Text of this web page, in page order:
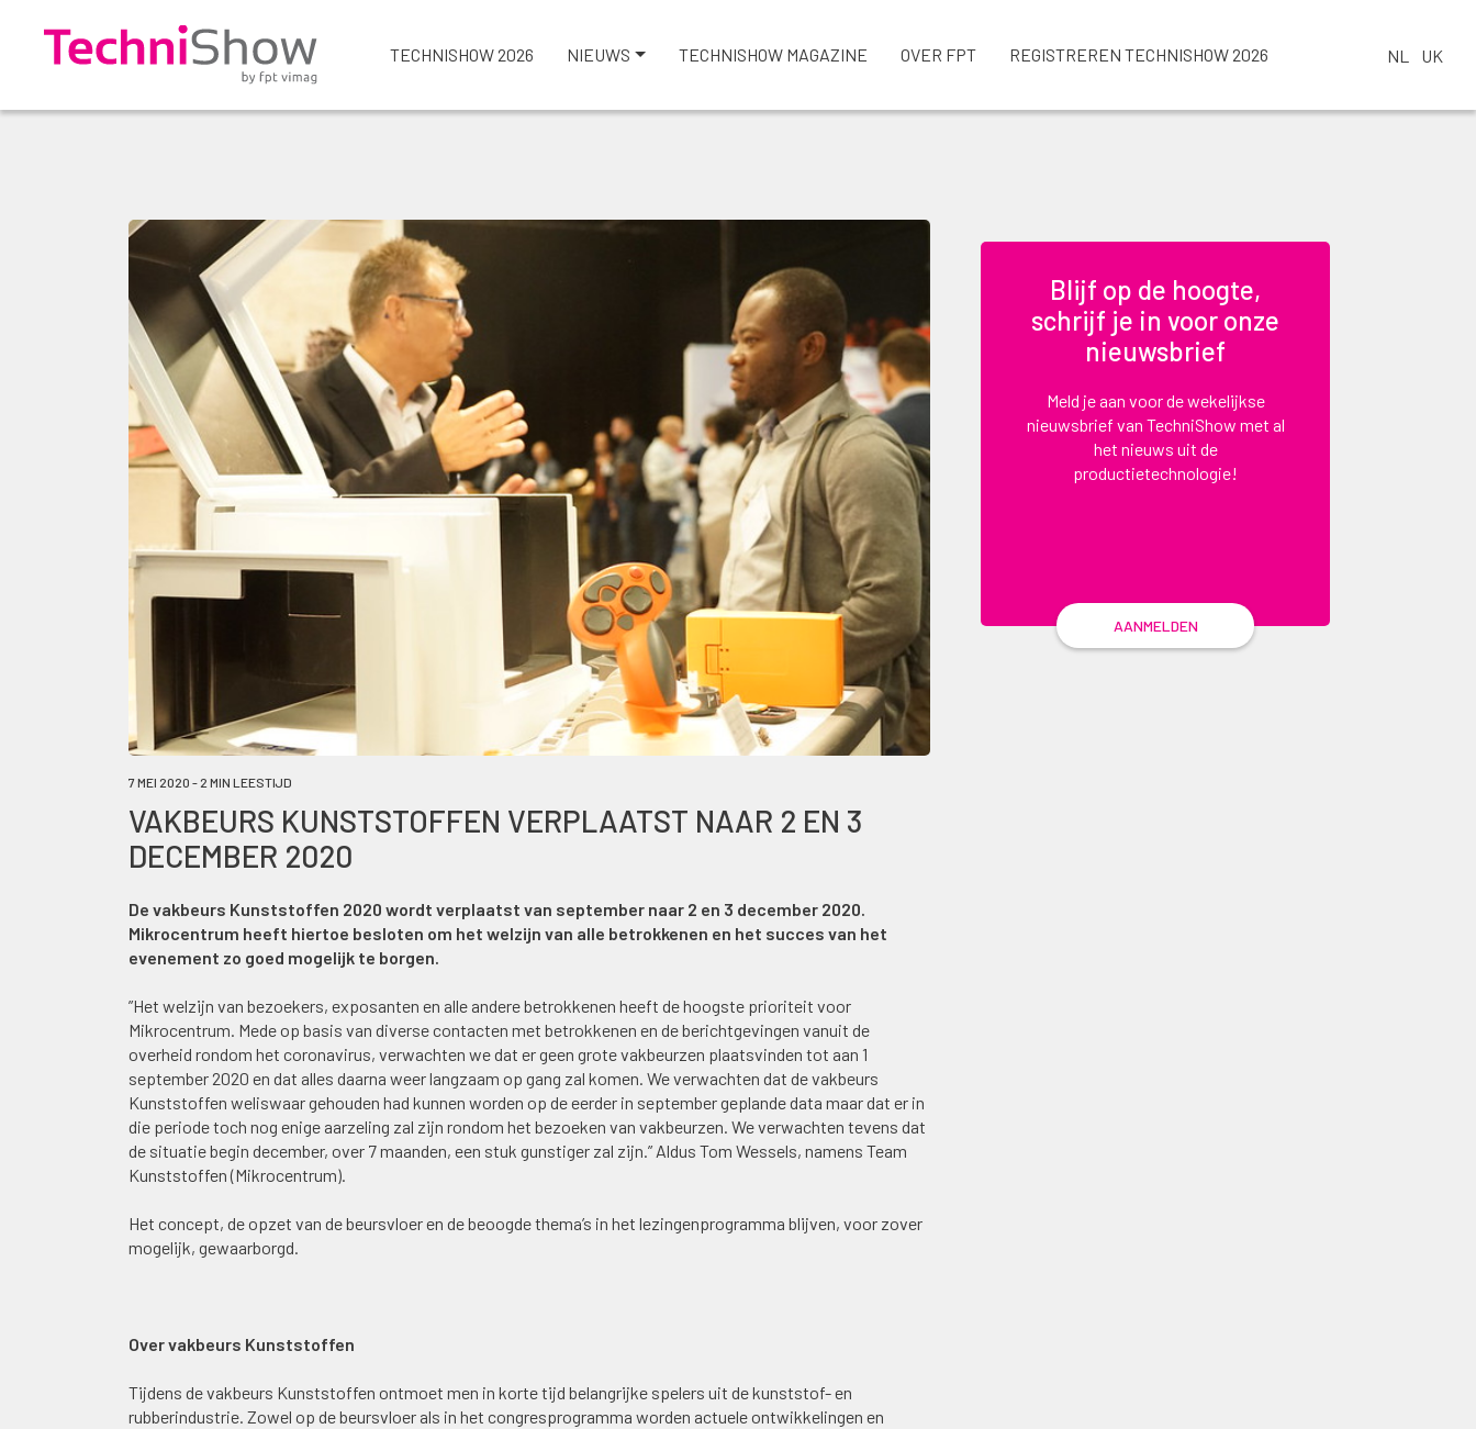
TECHNISHOW 2026 NIEUWS TECHNISHOW MAGAZINE OVER FPT REGISTREREN TECHNISHOW 2026 NL UK
7 MEI 2020 - 2 MIN LEESTIJD
VAKBEURS KUNSTSTOFFEN VERPLAATST NAAR 2 EN 3
DECEMBER 2020
De vakbeurs Kunststoffen 2020 wordt verplaatst van september naar 2 en 3 december 2020.
Mikrocentrum heeft hiertoe besloten om het welzijn van alle betrokkenen en het succes van het
evenement zo goed mogelijk te borgen.
”Het welzijn van bezoekers, exposanten en alle andere betrokkenen heeft de hoogste prioriteit voor
Mikrocentrum. Mede op basis van diverse contacten met betrokkenen en de berichtgevingen vanuit de
overheid rondom het coronavirus, verwachten we dat er geen grote vakbeurzen plaatsvinden tot aan 1
september 2020 en dat alles daarna weer langzaam op gang zal komen. We verwachten dat de vakbeurs
Kunststoffen weliswaar gehouden had kunnen worden op de eerder in september geplande data maar dat er in
die periode toch nog enige aarzeling zal zijn rondom het bezoeken van vakbeurzen. We verwachten tevens dat
de situatie begin december, over 7 maanden, een stuk gunstiger zal zijn.” Aldus Tom Wessels, namens Team
Kunststoffen (Mikrocentrum).
Het concept, de opzet van de beursvloer en de beoogde thema’s in het lezingenprogramma blijven, voor zover
mogelijk, gewaarborgd.
Over vakbeurs Kunststoffen
Tijdens de vakbeurs Kunststoffen ontmoet men in korte tijd belangrijke spelers uit de kunststof- en
rubberindustrie. Zowel op de beursvloer als in het congresprogramma worden actuele ontwikkelingen en
Blijf op de hoogte,
schrijf je in voor onze
nieuwsbrief
Meld je aan voor de wekelijkse
nieuwsbrief van TechniShow met al
het nieuws uit de
productietechnologie!
AANMELDEN